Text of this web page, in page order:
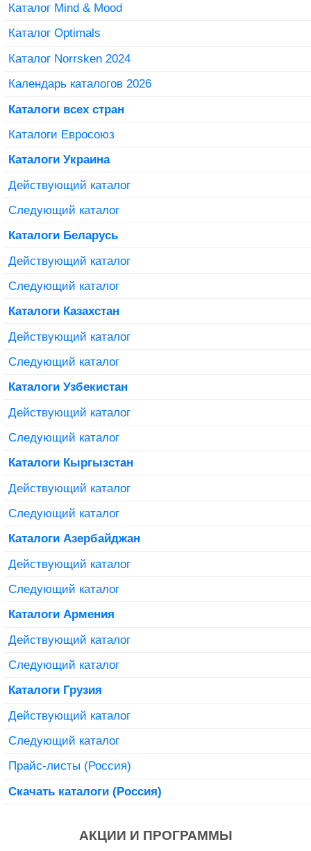
Каталог Mind & Mood
Каталог Optimals
Каталог Norrsken 2024
Календарь каталогов 2026
Каталоги всех стран
Каталоги Евросоюз
Каталоги Украина
Действующий каталог
Следующий каталог
Каталоги Беларусь
Действующий каталог
Следующий каталог
Каталоги Казахстан
Действующий каталог
Следующий каталог
Каталоги Узбекистан
Действующий каталог
Следующий каталог
Каталоги Кыргызстан
Действующий каталог
Следующий каталог
Каталоги Азербайджан
Действующий каталог
Следующий каталог
Каталоги Армения
Действующий каталог
Следующий каталог
Каталоги Грузия
Действующий каталог
Следующий каталог
Прайс-листы (Россия)
Скачать каталоги (Россия)
АКЦИИ И ПРОГРАММЫ